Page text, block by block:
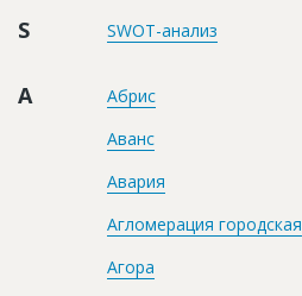
Пресс-релизы
S SWOT-анализ
А
Абрис
Аванс
Авария
Агломерация городская
Агора